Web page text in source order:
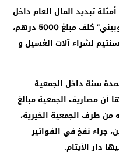
تبديد المال العام داخل
الجمعية ، حيث أشار إلى أن صنبور “روبيني” كلف مبلغ 5000 درهم،
مبلغ 27 مليون سنتيم لشراء آلات الغسيل و
سنة داخل الجمعية
أن مصاريف الجمعية مبالغ
من طرف الجمعية الخيرية،
جراء نفخ في الفواتير
دار الأيتام.